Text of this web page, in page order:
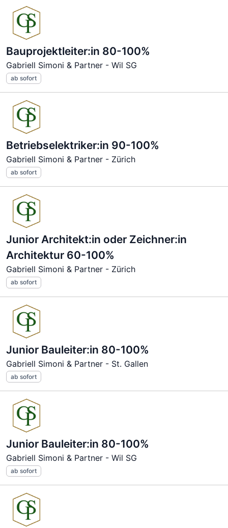
Bauprojektleiter:in 80-100%
Gabriell Simoni & Partner - Wil SG
ab sofort
Betriebselektriker:in 90-100%
Gabriell Simoni & Partner - Zürich
ab sofort
Junior Architekt:in oder Zeichner:in
Architektur 60-100%
Gabriell Simoni & Partner - Zürich
ab sofort
Junior Bauleiter:in 80-100%
Gabriell Simoni & Partner - St. Gallen
ab sofort
Junior Bauleiter:in 80-100%
Gabriell Simoni & Partner - Wil SG
ab sofort